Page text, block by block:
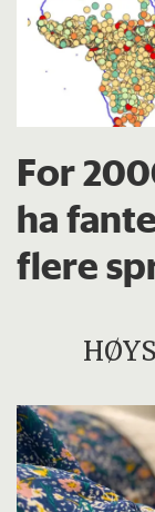
For
ha
flere